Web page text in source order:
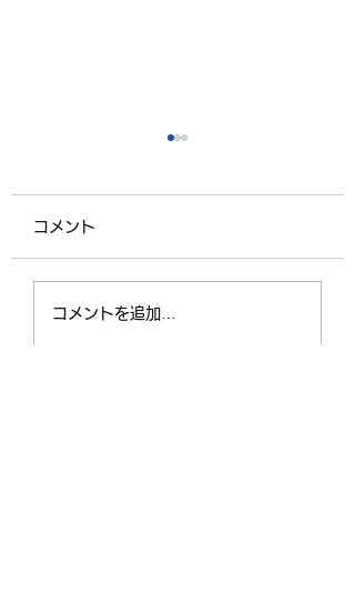
お盆のお勤め（お参
コメント
コメントを追加…